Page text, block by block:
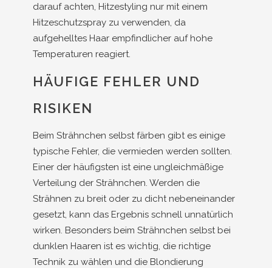
darauf achten, Hitzestyling nur mit einem
Hitzeschutzspray zu verwenden, da
aufgehelltes Haar empfindlicher auf hohe
Temperaturen reagiert.
HÄUFIGE FEHLER UND
RISIKEN
Beim Strähnchen selbst färben gibt es einige
typische Fehler, die vermieden werden sollten.
Einer der häufigsten ist eine ungleichmäßige
Verteilung der Strähnchen. Werden die
Strähnen zu breit oder zu dicht nebeneinander
gesetzt, kann das Ergebnis schnell unnatürlich
wirken. Besonders beim Strähnchen selbst bei
dunklen Haaren ist es wichtig, die richtige
Technik zu wählen und die Blondierung